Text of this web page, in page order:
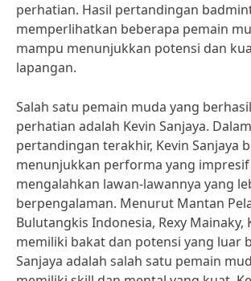
perhatian. Hasil pertandingan
memperlihatkan beberapa pemain
mampu menunjukkan potensi dan
lapangan.
Salah satu pemain muda yang
perhatian adalah Kevin Sanjaya.
pertandingan terakhir, Kevin Sanjaya
menunjukkan performa yang
mengalahkan lawan-lawannya yang
berpengalaman. Menurut Mantan
Bulutangkis Indonesia, Rexy Mainaky,
memiliki bakat dan potensi yang luar
Sanjaya adalah salah satu pemain